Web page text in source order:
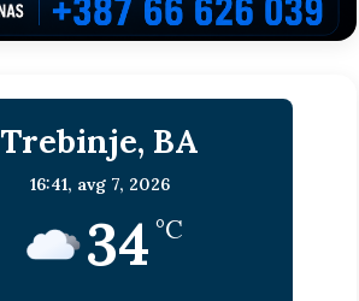
Trebinje, BA
16:41, avg 7, 2026
34 °C